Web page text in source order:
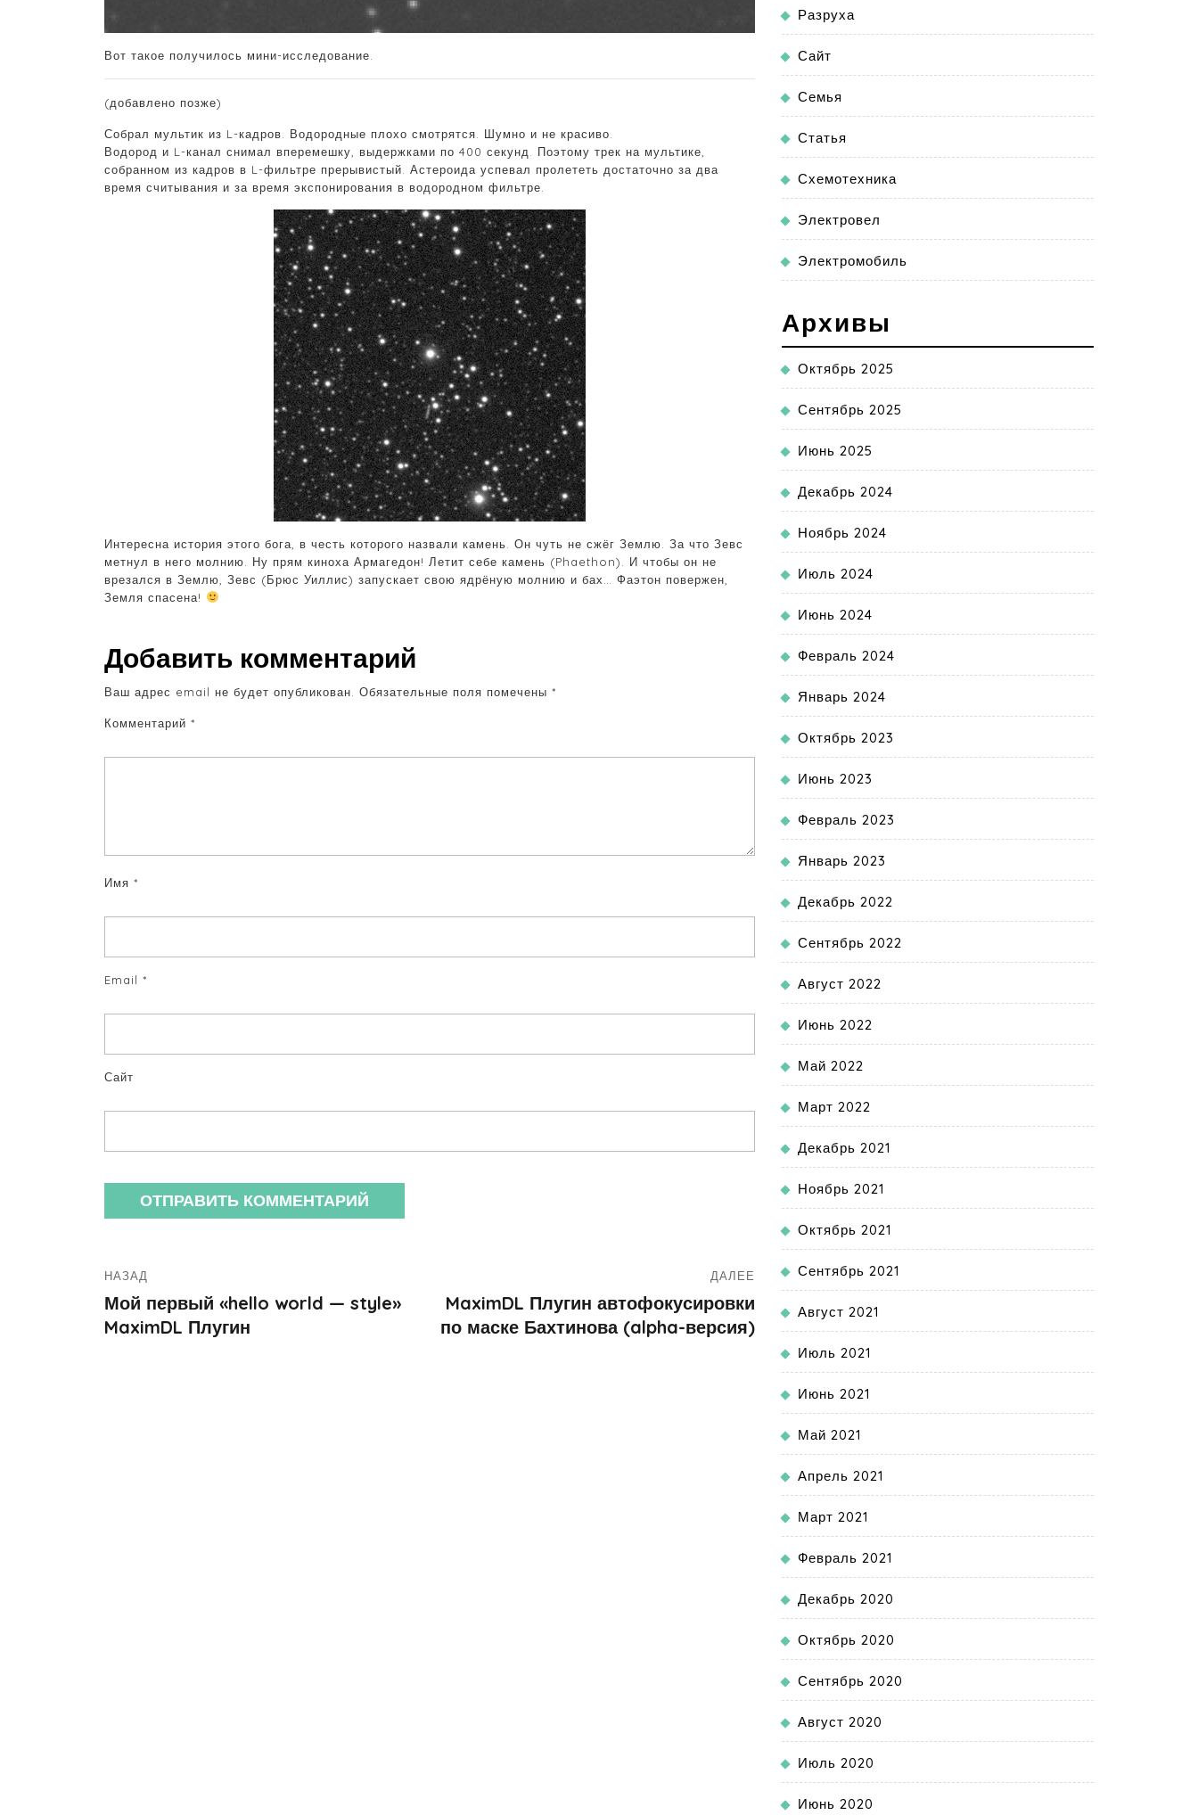
Вот такое получилось мини-исследование.
(добавлено позже)
Собрал мультик из L-кадров. Водородные плохо смотрятся. Шумно и не красиво.
Водород и L-канал снимал вперемешку, выдержками по 400 секунд. Поэтому трек на мультике,
собранном из кадров в L-фильтре прерывистый. Астероида успевал пролететь достаточно за два
время считывания и за время экспонирования в водородном фильтре.
Интересна история этого бога, в честь которого назвали камень. Он чуть не сжёг Землю. За что Зевс
метнул в него молнию. Ну прям киноха Армагедон! Летит себе камень (Phaethon). И чтобы он не
врезался в Землю, Зевс (Брюс Уиллис) запускает свою ядрёную молнию и бах… Фаэтон повержен,
Земля спасена!
Добавить комментарий
Ваш адрес email не будет опубликован. Обязательные поля помечены *
Комментарий *
Имя *
Email *
Сайт
НАЗАД
Мой первый «hello world — style»
MaximDL Плугин
ДАЛЕЕ
MaximDL Плугин автофокусировки
по маске Бахтинова (alpha-версия)
Разруха
Сайт
Семья
Статья
Схемотехника
Электровел
Электромобиль
Архивы
Октябрь 2025
Сентябрь 2025
Июнь 2025
Декабрь 2024
Ноябрь 2024
Июль 2024
Июнь 2024
Февраль 2024
Январь 2024
Октябрь 2023
Июнь 2023
Февраль 2023
Январь 2023
Декабрь 2022
Сентябрь 2022
Август 2022
Июнь 2022
Май 2022
Март 2022
Декабрь 2021
Ноябрь 2021
Октябрь 2021
Сентябрь 2021
Август 2021
Июль 2021
Июнь 2021
Май 2021
Апрель 2021
Март 2021
Февраль 2021
Декабрь 2020
Октябрь 2020
Сентябрь 2020
Август 2020
Июль 2020
Июнь 2020